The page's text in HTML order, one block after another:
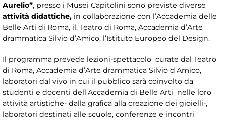
Aurelio”, presso i Musei Capitolini sono previste diverse
attività didattiche, in collaborazione con l’Accademia delle
Belle Arti di Roma, il. Teatro di Roma, Accademia d’Arte
drammatica Silvio d’Amico, l’Istituto Europeo del Design.
Il programma prevede lezioni-spettacolo curate dal Teatro
di Roma, Accademia d’Arte drammatica Silvio d’Amico,
laboratori dal vivo in cui il pubblico sarà coinvolto da
studenti e docenti dell’Accademia di Belle Arti nelle loro
attività artistiche- dalla grafica alla creazione dei gioielli-,
laboratori destinati alle scuole, conferenze e incontri